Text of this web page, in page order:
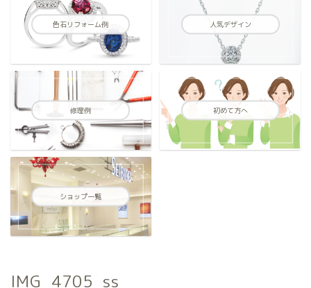
色石リフォーム例 人気デザイン
修理例 初めて方へ
ショップ一覧
IMG_4705_ss